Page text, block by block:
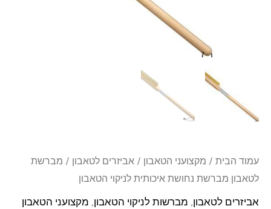
עמוד הבית / מקצועני הטאבון / אביזרים לטאבון / מברשת
לטאבון מברשת נחושת איכותית לניקוי הטאבון
אביזרים לטאבון, מברשות לניקוי הטאבון, מקצועני הטאבון